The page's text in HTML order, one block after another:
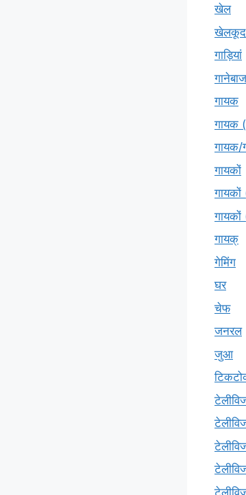
खेल
खेलकूद
गाड़ियां
गानेबाज
गायक
गायक
गायक/
गायकों
गायक्
गेमिंग
घर
चेफ
जनरल
जुआ